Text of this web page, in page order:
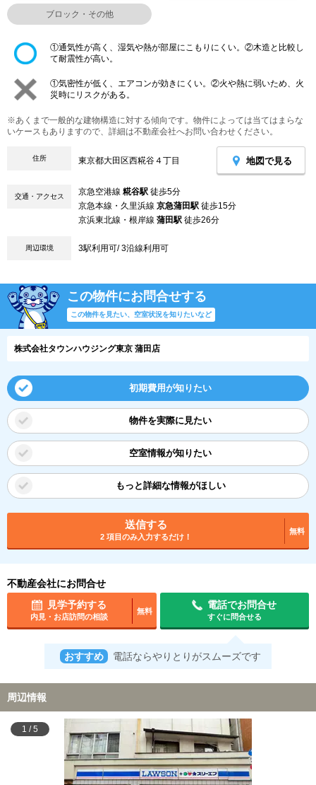
ブロック・その他
①通気性が高く、湿気や熱が部屋にこもりにくい。②木造と比較し
て耐震性が高い。
①気密性が低く、エアコンが効きにくい。②火や熱に弱いため、火
災時にリスクがある。
※あくまで一般的な建物構造に対する傾向です。物件によっては当てはまらな
いケースもありますので、詳細は不動産会社へお問い合わせください。
住所 東京都大田区西糀谷４丁目 地図で見る
交通・アクセス 京急空港線 糀谷駅 徒歩5分
京急本線・久里浜線 京急蒲田駅 徒歩15分
京浜東北線・根岸線 蒲田駅 徒歩26分
周辺環境 3駅利用可/ 3沿線利用可
この物件にお問合せする
この物件を見たい、空室状況を知りたいなど
株式会社タウンハウジング東京 蒲田店
初期費用が知りたい
物件を実際に見たい
空室情報が知りたい
もっと詳細な情報がほしい
送信する
2 項目のみ入力するだけ！
無料
不動産会社にお問合せ
見学予約する
内見・お店訪問の相談
無料
電話でお問合せ
すぐに問合せる
おすすめ 電話ならやりとりがスムーズです
周辺情報
1 /5